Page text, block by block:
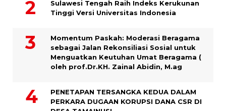
Sulawesi Tengah Raih Indeks Kerukunan
Tinggi Versi Universitas Indonesia
Momentum Paskah: Moderasi Beragama
sebagai Jalan Rekonsiliasi Sosial untuk
Menguatkan Keutuhan Umat Beragama (
oleh prof.Dr.KH. Zainal Abidin, M.ag
PENETAPAN TERSANGKA KEDUA DALAM
PERKARA DUGAAN KORUPSI DANA CSR DI